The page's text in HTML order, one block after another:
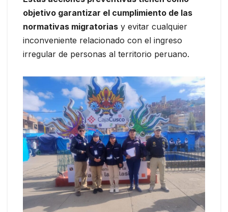
objetivo garantizar el cumplimiento de las
normativas migratorias y evitar cualquier
inconveniente relacionado con el ingreso
irregular de personas al territorio peruano.